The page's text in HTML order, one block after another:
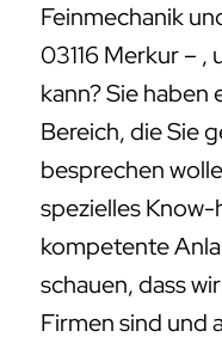
Feinmechanik
03116 Merkur –
kann? Sie haben
Bereich, die Sie
besprechen
spezielles Know-
kompetente
schauen, dass
Firmen sind und